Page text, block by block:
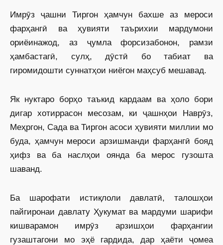
Имрӯз ҷашни Тиргон ҳамчун бахше аз мероси
фарҳангӣ ва ҳувияти таърихии мардумони
ориёинажод, аз ҷумла форсизабонон, рамзи
ҳамбастагӣ, сулҳ, дӯстӣ бо табиат ва
гиромидошти суннатҳои ниёгон маҳсуб мешавад.
Як нуктаро борҳо таъкид кардаам ва ҳоло бори
дигар хотиррасон месозам, ки ҷашнҳои Наврӯз,
Меҳргон, Сада ва Тиргон асоси ҳувияти миллии мо
буда, ҳамчун мероси арзишманди фарҳангӣ бояд
ҳифз ва ба наслҳои оянда ба мерос гузошта
шаванд.
Ба шарофати истиқлоли давлатӣ, талошҳои
пайгиронаи давлату Ҳукумат ва мардуми шарифи
кишварамон имрӯз арзишҳои фарҳангии
гузаштагони мо эҳё гардида, дар ҳаёти ҷомеа